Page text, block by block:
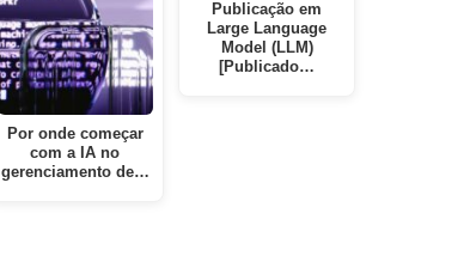
Por onde começar
com a IA no
gerenciamento de…
Publicação em
Large Language
Model (LLM)
[Publicado…